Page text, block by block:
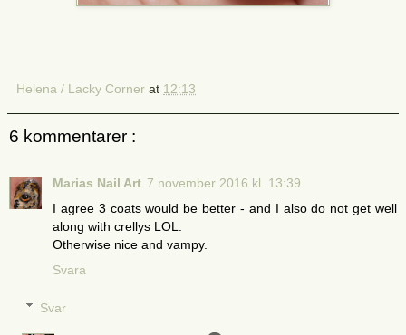
Helena / Lacky Corner at 12:13
6 kommentarer :
Marias Nail Art 7 november 2016 kl. 13:39
I agree 3 coats would be better - and I also do not get well
along with crellys LOL.
Otherwise nice and vampy.
Svara
Svar